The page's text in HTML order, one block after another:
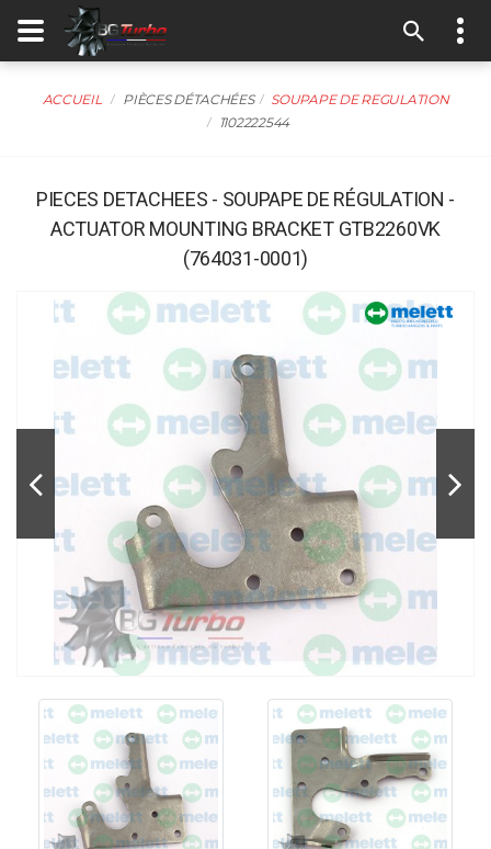
ACCUEIL PIÈCES DÉTACHÉES
SOUPAPE DE REGULATION
1102222544
PIECES DETACHEES - SOUPAPE DE RÉGULATION -
ACTUATOR MOUNTING BRACKET GTB2260VK
(764031-0001)